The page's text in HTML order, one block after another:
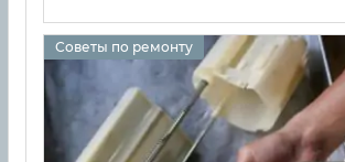
Советы по ремонту